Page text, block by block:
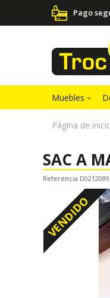
Pago
Muebles
Página de
SAC A
Referencia
VENDIDO